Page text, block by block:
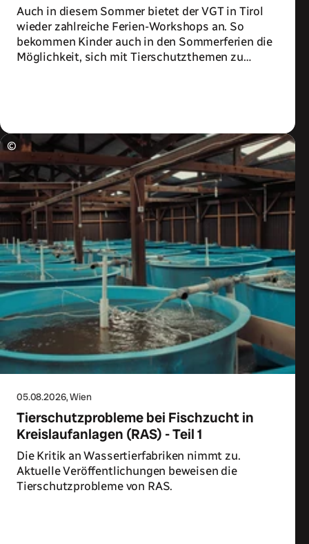
Auch in diesem Sommer bietet der VGT in Tirol
wieder zahlreiche Ferien-Workshops an. So
bekommen Kinder auch in den Sommerferien die
Möglichkeit, sich mit Tierschutzthemen zu
©
05.08.2026, Wien
Tierschutzprobleme bei Fischzucht in
Kreislaufanlagen (RAS) - Teil 1
Die Kritik an Wassertierfabriken nimmt zu.
Aktuelle Veröffentlichungen beweisen die
Tierschutzprobleme von RAS.